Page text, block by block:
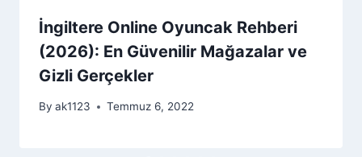
İngiltere Online Oyuncak Rehberi
(2026): En Güvenilir Mağazalar ve
Gizli Gerçekler
By ak1123 Temmuz 6, 2022